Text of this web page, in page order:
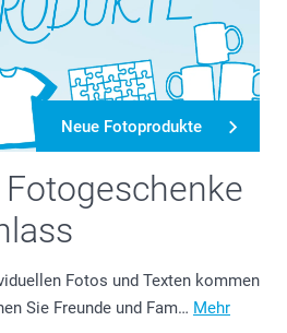
Fotos und Texten kommen
Sie Freunde und Fam… Mehr
Neue Fotoprodukte